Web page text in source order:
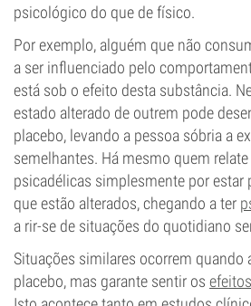
psicológico do que de físico.
Por exemplo, alguém que não
a ser influenciado pelo
está sob o efeito desta substância.
estado alterado de outrem pode
placebo, levando a pessoa sóbria a
semelhantes. Há mesmo quem
psicadélicas simplesmente por estar
que estão alterados, chegando a ter
a rir-se de situações do quotidiano
Situações similares ocorrem quando
placebo, mas garante sentir os efeitos